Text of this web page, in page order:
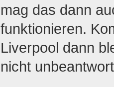
mag das dann
funktionieren.
Liverpool dann
nicht